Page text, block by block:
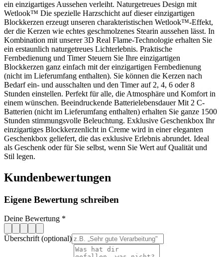
ein einzigartiges Aussehen verleiht. Naturgetreues Design mit
Wetlook™ Die spezielle Harzschicht auf dieser einzigartigen
Blockkerzen erzeugt unseren charakteristischen Wetlook™-Effekt,
der die Kerzen wie echtes geschmolzenes Stearin aussehen lässt. In
Kombination mit unserer 3D Real Flame-Technologie erhalten Sie
ein erstaunlich naturgetreues Lichterlebnis. Praktische
Fernbedienung und Timer Steuern Sie Ihre einzigartigen
Blockkerzen ganz einfach mit der einzigartigen Fernbedienung
(nicht im Lieferumfang enthalten). Sie können die Kerzen nach
Bedarf ein- und ausschalten und den Timer auf 2, 4, 6 oder 8
Stunden einstellen. Perfekt für alle, die Atmosphäre und Komfort in
einem wünschen. Beeindruckende Batterielebensdauer Mit 2 C-
Batterien (nicht im Lieferumfang enthalten) erhalten Sie ganze 1500
Stunden stimmungsvolle Beleuchtung. Exklusive Geschenkbox Ihr
einzigartiges Blockkerzenlicht in Creme wird in einer eleganten
Geschenkbox geliefert, die das exklusive Erlebnis abrundet. Ideal
als Geschenk oder für Sie selbst, wenn Sie Wert auf Qualität und
Stil legen.
Kundenbewertungen
Eigene Bewertung schreiben
Deine Bewertung *
Überschrift (optional)